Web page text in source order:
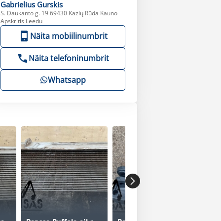
Gabrielius Gurskis
S. Daukanto g. 19 69430 Kazlų Rūda Kauno
Apskritis Leedu
Näita mobiilinumbrit
Näita telefoninumbrit
Whatsapp